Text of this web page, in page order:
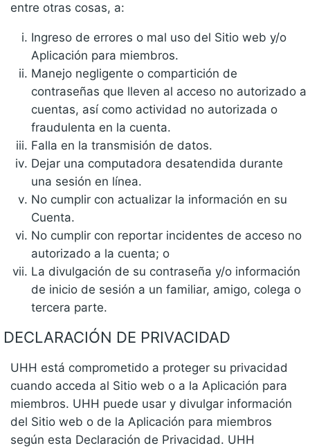
entre otras cosas, a:
Ingreso de errores o mal uso del Sitio web y/o
Aplicación para miembros.
Manejo negligente o compartición de
contraseñas que lleven al acceso no autorizado a
cuentas, así como actividad no autorizada o
fraudulenta en la cuenta.
Falla en la transmisión de datos.
Dejar una computadora desatendida durante
una sesión en línea.
No cumplir con actualizar la información en su
Cuenta.
No cumplir con reportar incidentes de acceso no
autorizado a la cuenta; o
La divulgación de su contraseña y/o información
de inicio de sesión a un familiar, amigo, colega o
tercera parte.
DECLARACIÓN DE PRIVACIDAD
UHH está comprometido a proteger su privacidad
cuando acceda al Sitio web o a la Aplicación para
miembros. UHH puede usar y divulgar información
del Sitio web o de la Aplicación para miembros
según esta Declaración de Privacidad. UHH